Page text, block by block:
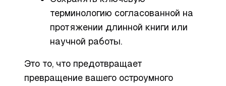
терминологию согласованной на
протяжении длинной книги или
научной работы.
Это то, что предотвращает
превращение вашего остроумного